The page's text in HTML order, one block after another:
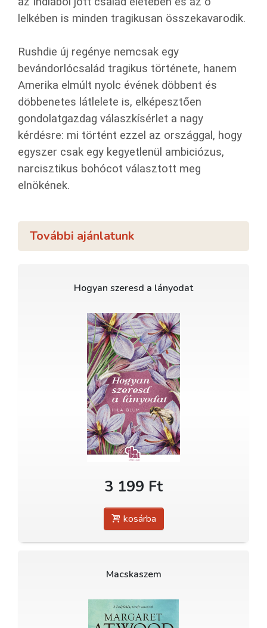
lelkében is minden tragikusan összekavarodik.
Rushdie új regénye nemcsak egy
bevándorlócsalád tragikus története, hanem
Amerika elmúlt nyolc évének döbbent és
döbbenetes látlelete is, elképesztően
gondolatgazdag válaszkísérlet a nagy
kérdésre: mi történt ezzel az országgal, hogy
egyszer csak egy kegyetlenül ambiciózus,
narcisztikus bohócot választott meg
elnökének.
További ajánlatunk
Hogyan szeresd a lányodat
3 199 Ft
kosárba
Macskaszem